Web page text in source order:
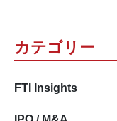
カテゴリー
FTI Insights